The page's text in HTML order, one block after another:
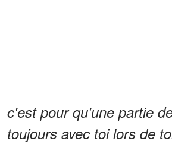
c'est pour qu'une partie
toujours avec toi lors de